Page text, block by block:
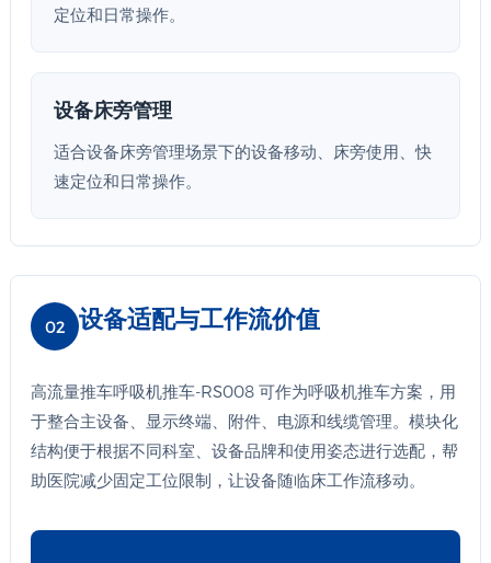
定位和日常操作。
设备床旁管理
适合设备床旁管理场景下的设备移动、床旁使用、快
速定位和日常操作。
02 设备适配与工作流价值
高流量推车呼吸机推车-RS008 可作为呼吸机推车方案，用
于整合主设备、显示终端、附件、电源和线缆管理。模块化
结构便于根据不同科室、设备品牌和使用姿态进行选配，帮
助医院减少固定工位限制，让设备随临床工作流移动。